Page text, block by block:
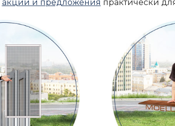
акции и предложения практически